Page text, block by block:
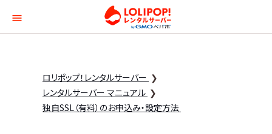
ロリポップ！レンタル
ロリポップ！レンタルサーバー
レンタルサーバー マニュアル
独自SSL（有料）のお申込み・設定方法